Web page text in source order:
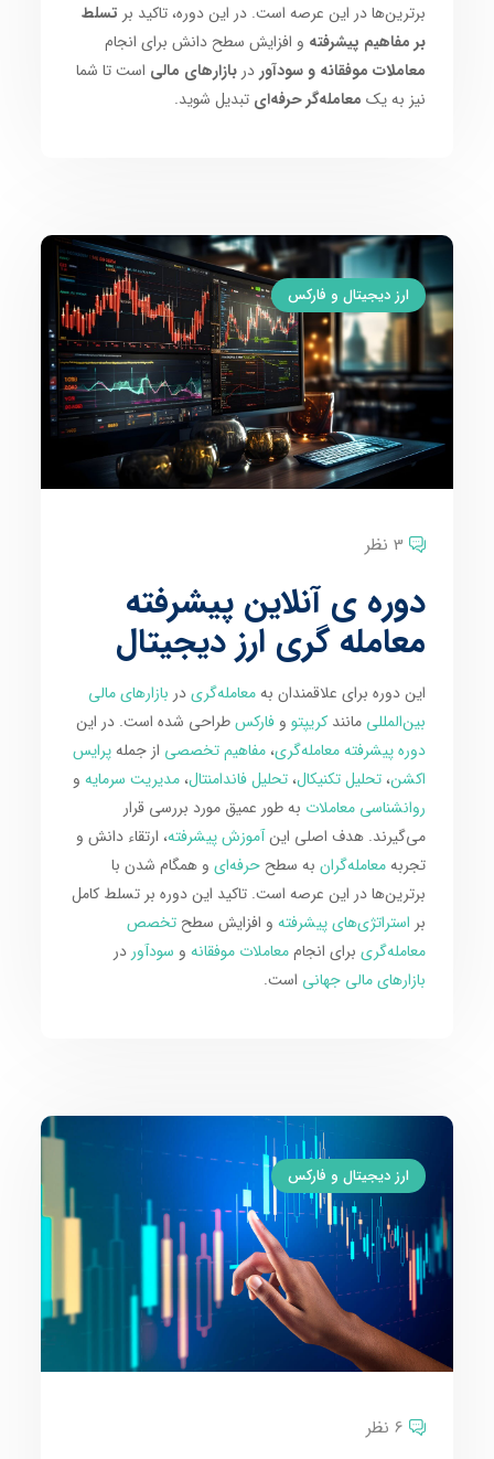
برترین‌ها در این عرصه است. در این دوره، تاکید بر تسلط
بر مفاهیم پیشرفته و افزایش سطح دانش برای انجام
معاملات موفقانه و سودآور دربازارهای مالی است تا شما
نیز به یک معامله‌گر حرفه‌ای تبدیل شوید.
ارز دیجیتال و فارکس
3 نظر
دوره ی آنلاین پیشرفته
معامله گری ارز دیجیتال
این دوره برای علاقمندان بهمعامله‌گریدر بازارهای مالی
بین‌المللی مانندکریپتو وفارکسطراحی شده است. در این
دوره پیشرفته معامله‌گری،مفاهیم تخصصی از جملهپرایس
اکشن،تحلیل تکنیکال،تحلیل فاندامنتال،مدیریت سرمایه و
روانشناسی معاملات به طور عمیق مورد بررسی قرار
می‌گیرند. هدف اصلی اینآموزش پیشرفته، ارتقاء دانش و
تجربهمعامله‌گران به سطححرفه‌ای و همگام شدن با
برترین‌ها در این عرصه است. تاکید این دوره بر تسلط کامل
بر استراتژی‌های پیشرفته و افزایش سطحتخصص
معامله‌گری برای انجاممعاملات موفقانه و سودآوردر
بازارهای مالی جهانی است.
ارز دیجیتال و فارکس
6 نظر